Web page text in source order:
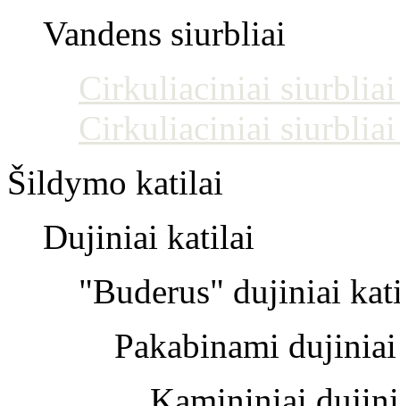
Vandens siurbliai
Cirkuliaciniai
Cirkuliaciniai
Šildymo katilai
Dujiniai katilai
"Buderus" dujiniai
Pakabinami